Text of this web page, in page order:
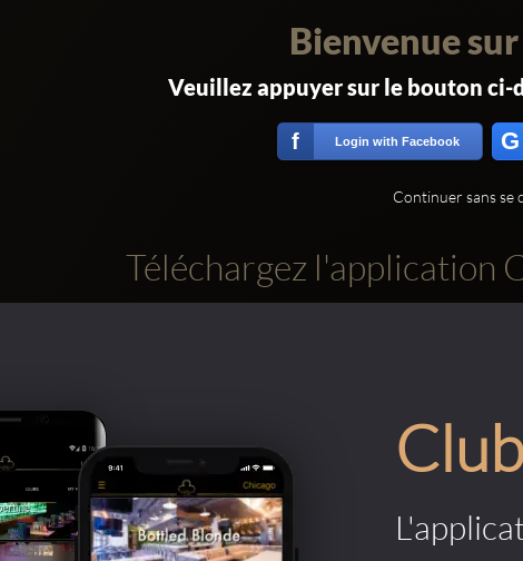
Bienvenue
Veuillez appuyer sur le bouton ci-
f Login with Facebook G
Continuer sans se
Téléchargez l'application